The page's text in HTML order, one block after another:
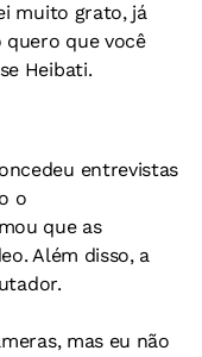
muito grato, já
quero que você
Heibati.
entrevistas
o
que as
Além disso, a
mas eu não